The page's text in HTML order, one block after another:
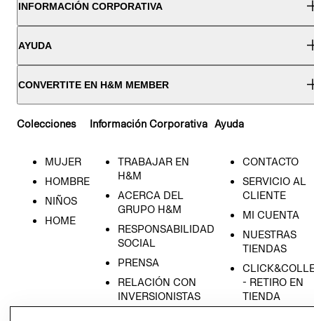
INFORMACIÓN CORPORATIVA
AYUDA
CONVERTITE EN H&M MEMBER
Colecciones
MUJER
HOMBRE
NIÑOS
HOME
Información Corporativa
TRABAJAR EN
H&M
ACERCA DEL
GRUPO H&M
RESPONSABILIDAD
SOCIAL
PRENSA
RELACIÓN CON
INVERSIONISTAS
Ayuda
CONTACTO
SERVICIO AL
CLIENTE
MI CUENTA
NUESTRAS
TIENDAS
- RETIRO EN
TIENDA